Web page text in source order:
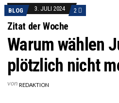
BLOG 3. JULI 2024 2
Zitat der Woche
Warum wählen
plötzlich nicht
von REDAKTION